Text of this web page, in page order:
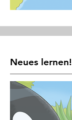
Neues lernen!